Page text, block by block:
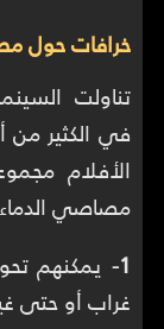
خرافات حول
تناولت
في الكثير
الأفلام
مصاصي
1- يمكنهم
غراب أو حتى